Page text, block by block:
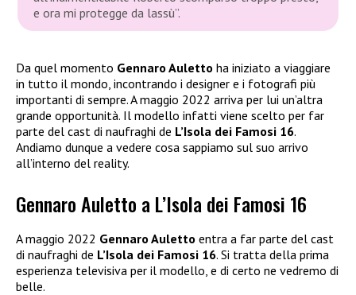
e ora mi protegge da lassù”.
Da quel momento Gennaro Auletto ha iniziato a viaggiare
in tutto il mondo, incontrando i designer e i fotografi più
importanti di sempre. A maggio 2022 arriva per lui un’altra
grande opportunità. Il modello infatti viene scelto per far
parte del cast di naufraghi de L’Isola dei Famosi 16.
Andiamo dunque a vedere cosa sappiamo sul suo arrivo
all’interno del reality.
Gennaro Auletto a L’Isola dei Famosi 16
A maggio 2022 Gennaro Auletto entra a far parte del cast
di naufraghi de L’Isola dei Famosi 16. Si tratta della prima
esperienza televisiva per il modello, e di certo ne vedremo di
belle.